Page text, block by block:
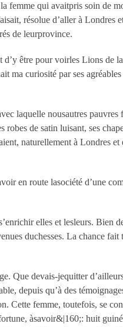
femme qui avaitpris soin de
résolue d’aller à
de leurprovince.
d’y être pour voirles Lions de
ma curiosité par ses
laquelle nousautres
de satin luisant, ses
naturellement à Londres
en route lasociété d’une
elles et lesleurs. Bien
duchesses. La chance
Que devais-jequitter
depuis qu’à des
Cette femme, toutefois, se
àsavoir&|160;: huit